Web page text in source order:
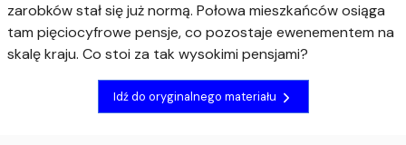
zarobków stał się już normą. Połowa mieszkańców osiąga
tam pięciocyfrowe pensje, co pozostaje ewenementem na
skalę kraju. Co stoi za tak wysokimi pensjami?
Idź do oryginalnego materiału